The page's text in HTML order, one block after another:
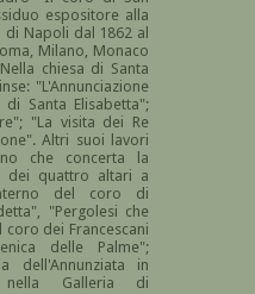
espositore alla
di Napoli dal 1862 al
Milano, Monaco
chiesa di Santa
"L'Annunciazione
Santa Elisabetta";
"La visita dei Re
Altri suoi lavori
che concerta la
dei quattro altari a
del coro di
"Pergolesi che
dei Francescani
delle Palme";
dell'Annunziata in
nella Galleria di